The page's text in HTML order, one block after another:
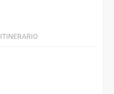
ITINERARIO